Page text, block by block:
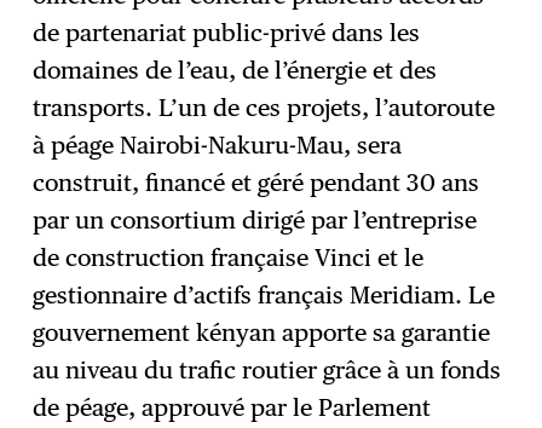
de partenariat public-privé dans les
domaines de l’eau, de l’énergie et des
transports. L’un de ces projets, l’autoroute
à péage Nairobi-Nakuru-Mau, sera
construit, financé et géré pendant 30 ans
par un consortium dirigé par l’entreprise
de construction française Vinci et le
gestionnaire d’actifs français Meridiam. Le
gouvernement kényan apporte sa garantie
au niveau du trafic routier grâce à un fonds
de péage, approuvé par le Parlement